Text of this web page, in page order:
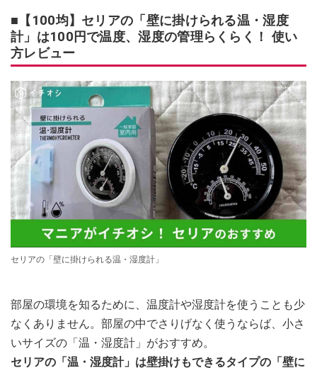
■【100均】セリアの「壁に掛けられる温・湿度
計」は100円で温度、湿度の管理らくらく！ 使い
方レビュー
セリアの「壁に掛けられる温・湿度計」
部屋の環境を知るために、温度計や湿度計を使うことも少
なくありません。部屋の中でさりげなく使うならば、小さ
いサイズの「温・湿度計」がおすすめ。
セリアの「温・湿度計」は壁掛けもできるタイプの「壁に